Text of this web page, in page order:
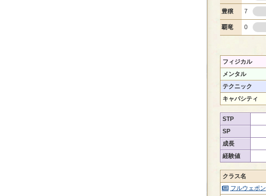
豊穣 7
覇竜 0
フィジカル
メンタル
テクニック
キャパシティ
STP
SP
成長
経験値
クラス名
フルウェポン